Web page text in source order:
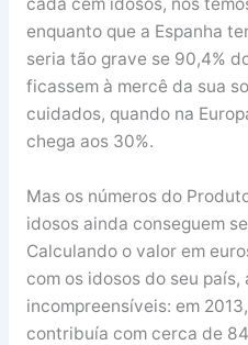
enquanto que a Espanha
seria tão grave se 90,4%
ficassem à mercê da sua
cuidados, quando na
chega aos 30%.
Mas os números do
idosos ainda conseguem
Calculando o valor em
com os idosos do seu
incompreensíveis: em
contribuía com cerca de